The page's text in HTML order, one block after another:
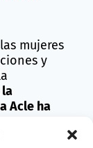
mujeres
y
la
Acle ha
una
en el